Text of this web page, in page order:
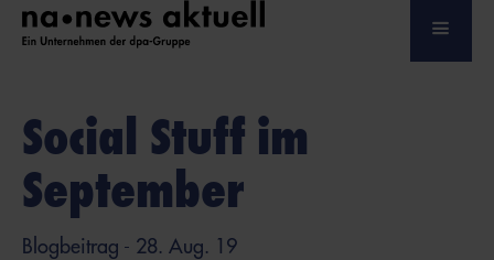
Social Stuff im
September
Blogbeitrag - 28. Aug. 19